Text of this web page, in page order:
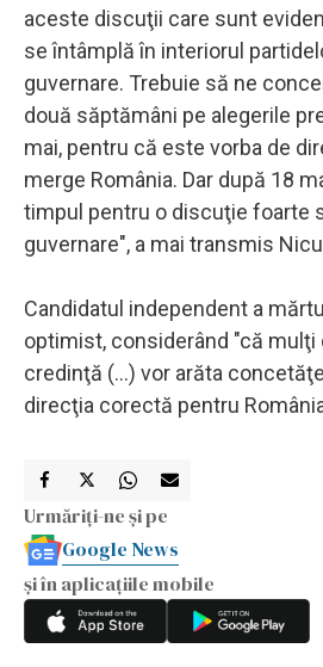
aceste discuţii care sunt
se întâmplă în interiorul
guvernare. Trebuie să ne
două săptămâni pe alegerile
mai, pentru că este vorba de
merge România. Dar după 18
timpul pentru o discuţie foarte
guvernare", a mai transmis
Candidatul independent a
optimist, considerând "că mulţi
credinţă (...) vor arăta
direcţia corectă pentru
Urmăriți-ne și pe
Google News
și în aplicațiile mobile